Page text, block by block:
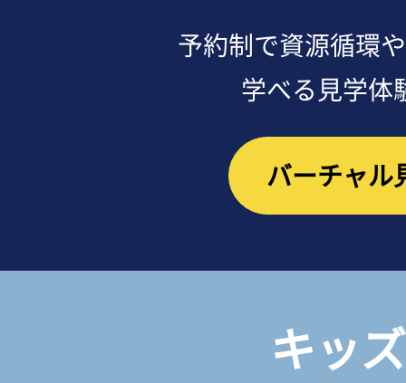
予約制で資源循環
学べる見学体
バーチャル
キッ